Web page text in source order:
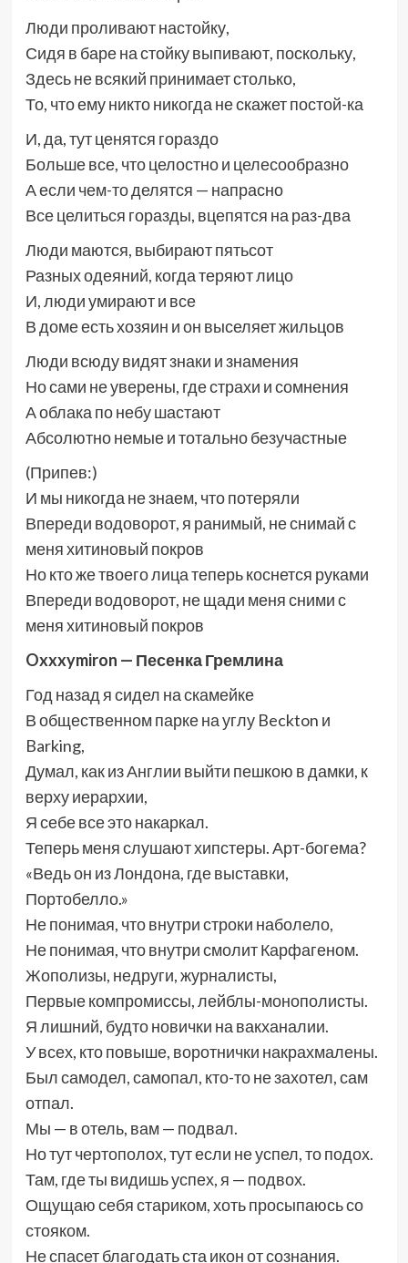
Люди проливают настойку,
Сидя в баре на стойку выпивают, поскольку,
Здесь не всякий принимает столько,
То, что ему никто никогда не скажет постой-ка
И, да, тут ценятся гораздо
Больше все, что целостно и целесообразно
А если чем-то делятся — напрасно
Все целиться горазды, вцепятся на раз-два
Люди маются, выбирают пятьсот
Разных одеяний, когда теряют лицо
И, люди умирают и все
В доме есть хозяин и он выселяет жильцов
Люди всюду видят знаки и знамения
Но сами не уверены, где страхи и сомнения
А облака по небу шастают
Абсолютно немые и тотально безучастные
(Припев:)
И мы никогда не знаем, что потеряли
Впереди водоворот, я ранимый, не снимай с
меня хитиновый покров
Но кто же твоего лица теперь коснется руками
Впереди водоворот, не щади меня сними с
меня хитиновый покров
Oxxxymiron — Песенка Гремлина
Год назад я сидел на скамейке
В общественном парке на углу Beckton и
Barking,
Думал, как из Англии выйти пешкою в дамки, к
верху иерархии,
Я себе все это накаркал.
Теперь меня слушают хипстеры. Арт-богема?
«Ведь он из Лондона, где выставки,
Портобелло.»
Не понимая, что внутри строки наболело,
Не понимая, что внутри смолит Карфагеном.
Жополизы, недруги, журналисты,
Первые компромиссы, лейблы-монополисты.
Я лишний, будто новички на вакханалии.
У всех, кто повыше, воротнички накрахмалены.
Был самодел, самопал, кто-то не захотел, сам
отпал.
Мы — в отель, вам — подвал.
Но тут чертополох, тут если не успел, то подох.
Там, где ты видишь успех, я — подвох.
Ощущаю себя стариком, хоть просыпаюсь со
стояком.
Не спасет благодать ста икон от сознания.